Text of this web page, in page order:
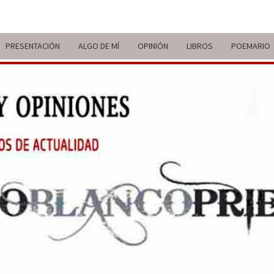
PRESENTACIÓN ALGO DE MÍ OPINIÓN LIBROS POEMARIO
DE
BREVE
RECORRIDO
VITAL Y
COMENTARIOS
ACTUALIDAD